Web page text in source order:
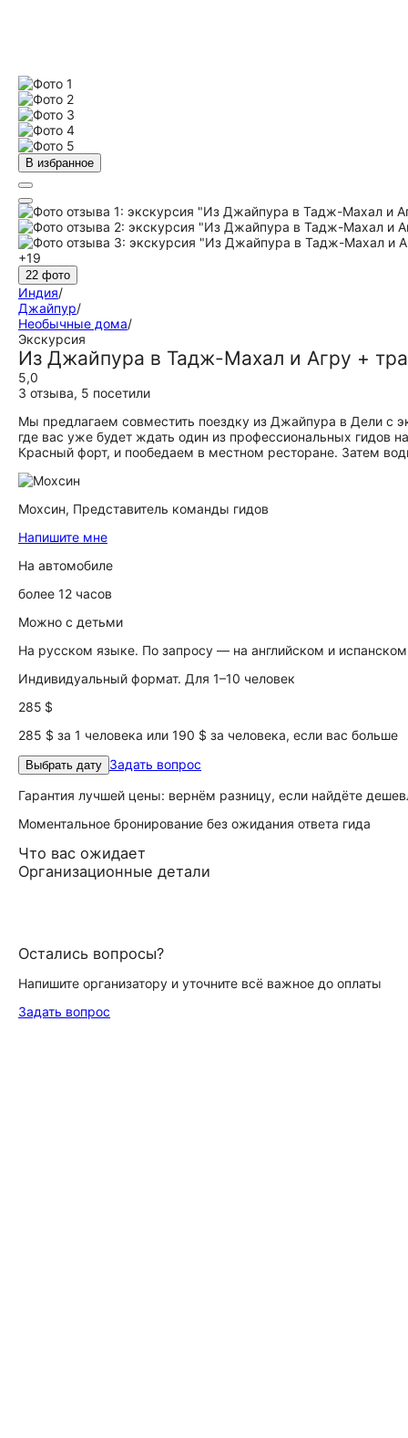
В избранное
+19
22 фото
Индия/
Джайпур/
Необычные дома/
Экскурсия
Из Джайпура в Тадж-Махал и Агру +
5,0
3 отзыва, 5 посетили
Мы предлагаем совместить поездку из Джайпура в Дели с
где вас уже будет ждать один из профессиональных
Красный форт, и пообедаем в местном ресторане. Затем
Мохсин, Представитель команды гидов
Напишите мне
На автомобиле
более 12 часов
Можно с детьми
На русском языке. По запросу — на английском и
Индивидуальный формат. Для 1–10 человек
285 $
285 $ за 1 человека или 190 $ за человека, если вас больше
Выбрать дату Задать вопрос
Гарантия лучшей цены: вернём разницу, если найдёте
Моментальное бронирование без ожидания ответа гида
Что вас ожидает
Организационные детали
Остались вопросы?
Напишите организатору и уточните всё важное до оплаты
Задать вопрос